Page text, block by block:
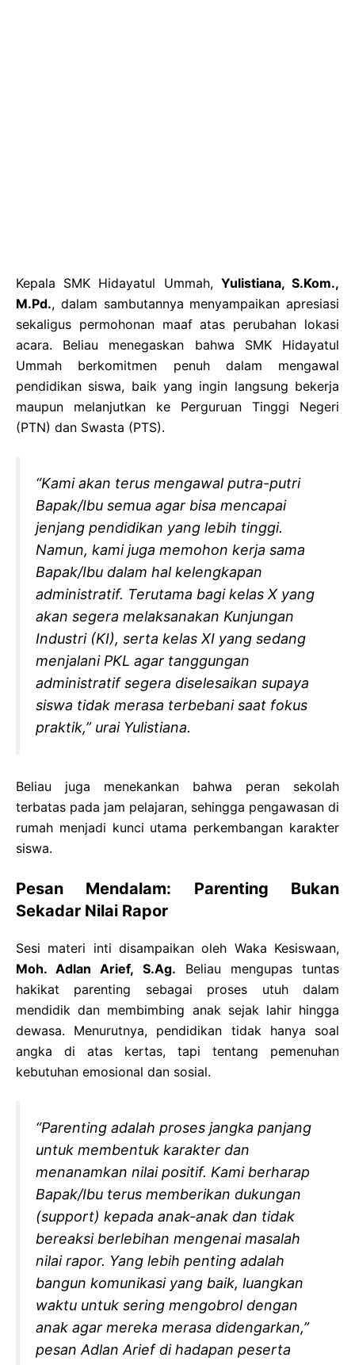
Kepala SMK Hidayatul Ummah, Yulistiana, S.Kom.,
M.Pd., dalam sambutannya menyampaikan apresiasi
sekaligus permohonan maaf atas perubahan lokasi
acara. Beliau menegaskan bahwa SMK Hidayatul
Ummah berkomitmen penuh dalam mengawal
pendidikan siswa, baik yang ingin langsung bekerja
maupun melanjutkan ke Perguruan Tinggi Negeri
(PTN) dan Swasta (PTS).
“Kami akan terus mengawal putra-putri
Bapak/Ibu semua agar bisa mencapai
jenjang pendidikan yang lebih tinggi.
Namun, kami juga memohon kerja sama
Bapak/Ibu dalam hal kelengkapan
administratif. Terutama bagi kelas X yang
akan segera melaksanakan Kunjungan
Industri (KI), serta kelas XI yang sedang
menjalani PKL agar tanggungan
administratif segera diselesaikan supaya
siswa tidak merasa terbebani saat fokus
praktik,” urai Yulistiana.
Beliau juga menekankan bahwa peran sekolah
terbatas pada jam pelajaran, sehingga pengawasan di
rumah menjadi kunci utama perkembangan karakter
siswa.
Pesan Mendalam: Parenting Bukan
Sekadar Nilai Rapor
Sesi materi inti disampaikan oleh Waka Kesiswaan,
Moh. Adlan Arief, S.Ag. Beliau mengupas tuntas
hakikat parenting sebagai proses utuh dalam
mendidik dan membimbing anak sejak lahir hingga
dewasa. Menurutnya, pendidikan tidak hanya soal
angka di atas kertas, tapi tentang pemenuhan
kebutuhan emosional dan sosial.
“Parenting adalah proses jangka panjang
untuk membentuk karakter dan
menanamkan nilai positif. Kami berharap
Bapak/Ibu terus memberikan dukungan
(support) kepada anak-anak dan tidak
bereaksi berlebihan mengenai masalah
nilai rapor. Yang lebih penting adalah
bangun komunikasi yang baik, luangkan
waktu untuk sering mengobrol dengan
anak agar mereka merasa didengarkan,”
pesan Adlan Arief di hadapan peserta